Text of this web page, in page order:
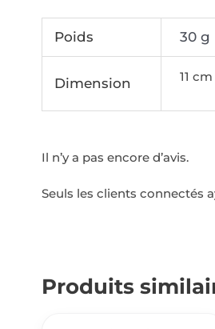
Poids 30 g
Dimension 11
Il n’y a pas encore d’avis.
Seuls les clients connectés
Produits